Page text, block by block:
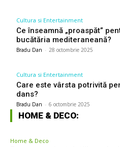
Cultura si Entertainment
Ce înseamnă „proaspăt”
bucătăria mediteraneană?
Bradu Dan - 28 octombrie 2025
Cultura si Entertainment
Care este vârsta potrivită
dans?
Bradu Dan - 6 octombrie 2025
HOME & DECO:
Home & Deco